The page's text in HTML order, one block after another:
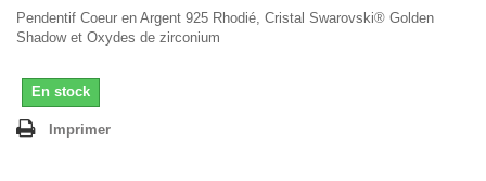
Pendentif Coeur en Argent 925 Rhodié, Cristal Swarovski® Golden
Shadow et Oxydes de zirconium
En stock
Imprimer